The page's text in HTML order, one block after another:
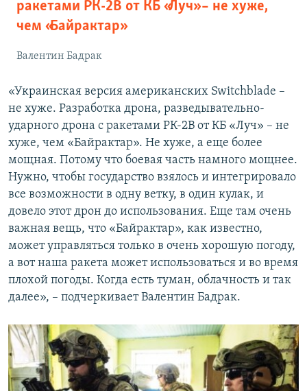
ракетами РК-2В от КБ «Луч» – не хуже,
чем «Байрактар»
Валентин Бадрак
«Украинская версия американских Switchblade –
не хуже. Разработка дрона, разведывательно-
ударного дрона с ракетами РК-2В от КБ «Луч» – не
хуже, чем «Байрактар». Не хуже, а еще более
мощная. Потому что боевая часть намного мощнее.
Нужно, чтобы государство взялось и интегрировало
все возможности в одну ветку, в один кулак, и
довело этот дрон до использования. Еще там очень
важная вещь, что «Байрактар», как известно,
может управляться только в очень хорошую погоду,
а вот наша ракета может использоваться и во время
плохой погоды. Когда есть туман, облачность и так
далее», – подчеркивает Валентин Бадрак.